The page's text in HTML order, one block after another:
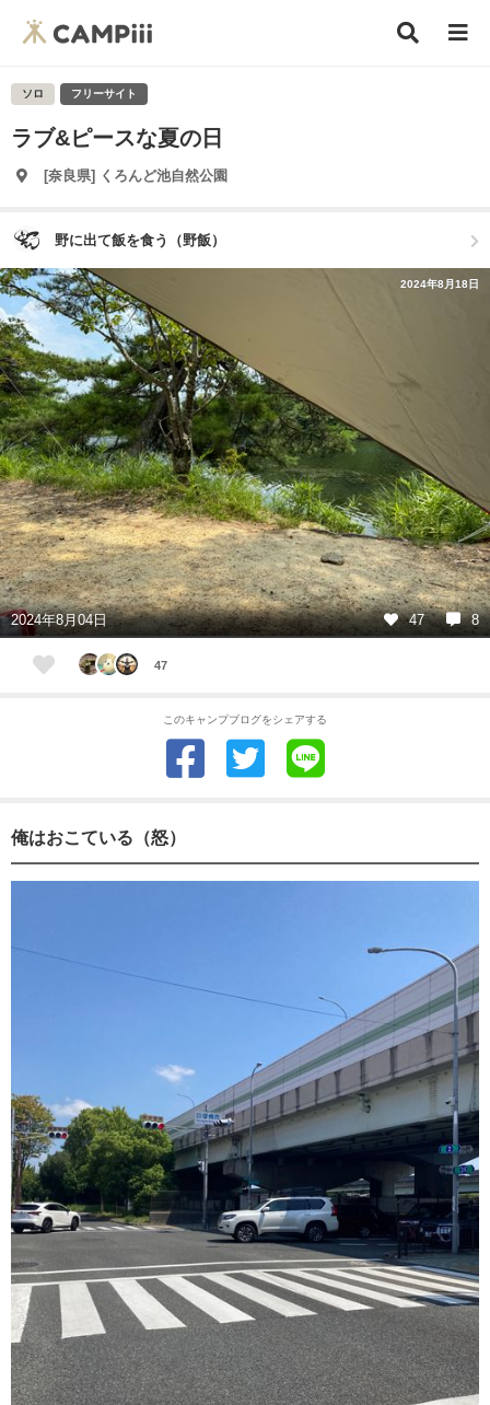
ソロ フリーサイト
ラブ&ピースな夏の日
[奈良県] くろんど池自然公園
野に出て飯を食う（野飯）
2024年8月18日
2024年8月04日 47 8
47
このキャンプブログをシェアする
俺はおこている（怒）